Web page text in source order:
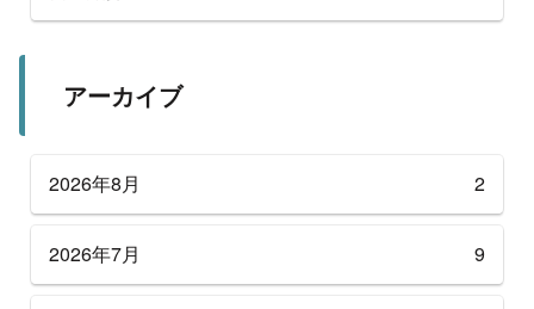
アーカイブ
2026年8月 2
2026年7月 9